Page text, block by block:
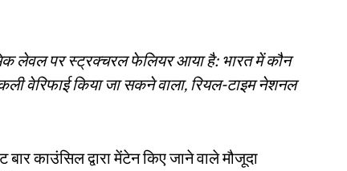
लेवल पर स्ट्रक्चरल फेलियर आया है: भारत में कौन
वेरिफाई किया जा सकने वाला, रियल-टाइम नेशनल
काउंसिल द्वारा मेंटेन किए जाने वाले मौजूदा